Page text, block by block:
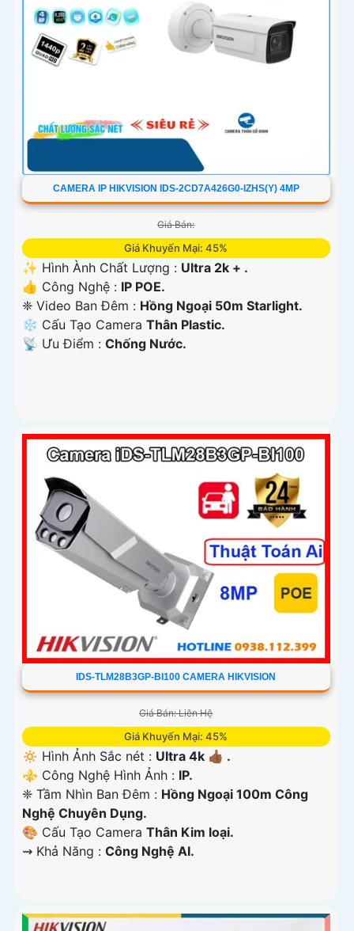
CAMERA IP HIKVISION IDS-2CD7A426G0-IZHS(Y) 4MP
Giá Bán:
Giá Khuyến Mại: 45%
✨ Hình Ành Chất Lượng : Ultra 2k + .
👍 Công Nghệ : IP POE.
❈ Video Ban Đêm : Hồng Ngoại 50m Starlight.
❄ Cấu Tạo Camera Thân Plastic.
️📡 Ưu Điểm : Chống Nước.
IDS-TLM28B3GP-BI100 CAMERA HIKVISION
Giá Bán: Liên Hệ
Giá Khuyến Mại: 45%
🔅 Hình Ảnh Sắc nét : Ultra 4k 👍🏾 .
⚜️ Công Nghệ Hình Ảnh : IP.
❈ Tầm Nhìn Ban Đêm : Hồng Ngoại 100m Công
Nghệ Chuyên Dụng.
🎨 Cấu Tạo Camera Thân Kim loại.
️⇝ Khả Năng : Công Nghệ AI.